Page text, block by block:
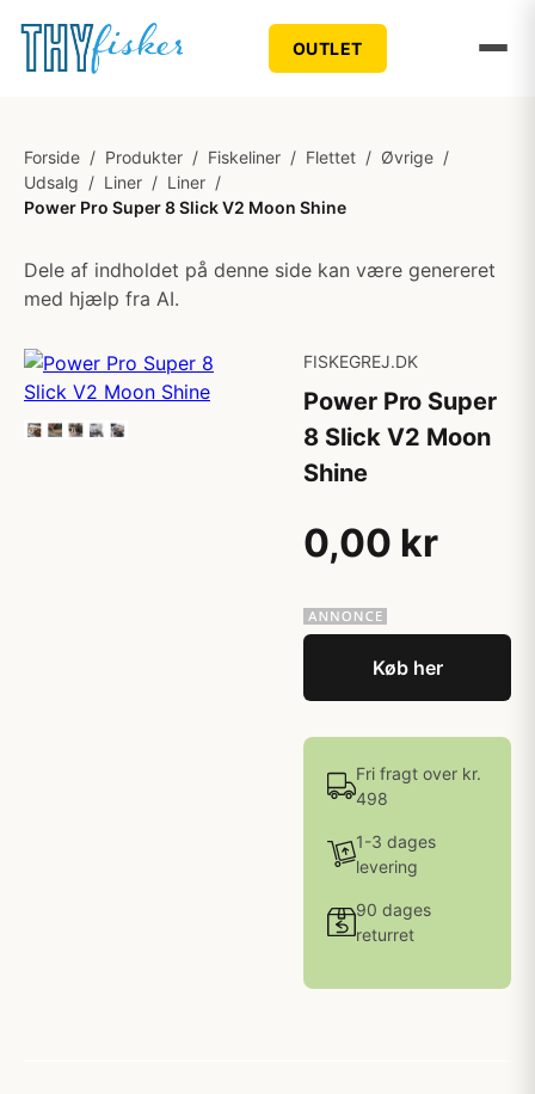
OUTLET
Forside / Produkter / Fiskeliner / Flettet / Øvrige /
Udsalg / Liner / Liner /
Power Pro Super 8 Slick V2 Moon Shine
Dele af indholdet på denne side kan være genereret
med hjælp fra AI.
FISKEGREJ.DK
Power Pro Super
8 Slick V2 Moon
Shine
0,00 kr
Køb her
Fri fragt over kr.
498
1-3 dages
levering
90 dages
returret